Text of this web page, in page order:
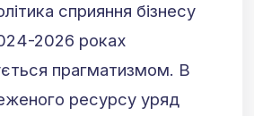
сприяння бізнесу
2026 роках
прагматизмом. В
ресурсу уряд